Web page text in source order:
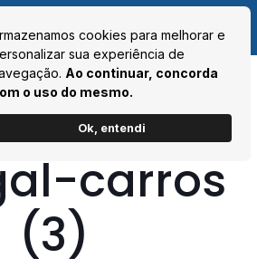
cookies para melhorar e
sua experiência de
Ao continuar, concorda
o uso do mesmo.
Ok, entendi
carros
(3)